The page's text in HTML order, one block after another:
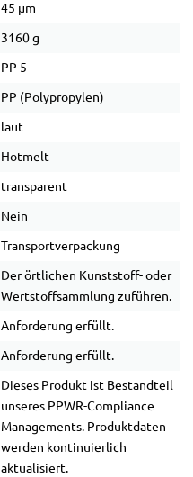
45 µm
3160 g
PP 5
PP (Polypropylen)
laut
Hotmelt
transparent
Nein
Transportverpackung
Der örtlichen Kunststoff- oder
Wertstoffsammlung zuführen.
Anforderung erfüllt.
Anforderung erfüllt.
Dieses Produkt ist Bestandteil
unseres PPWR-Compliance
Managements. Produktdaten
werden kontinuierlich
aktualisiert.